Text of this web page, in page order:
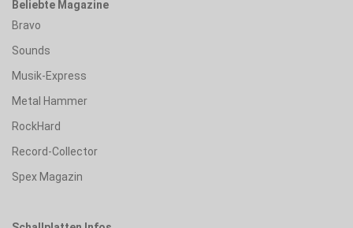
Beliebte Magazine
Bravo
Sounds
Musik-Express
Metal Hammer
RockHard
Record-Collector
Spex Magazin